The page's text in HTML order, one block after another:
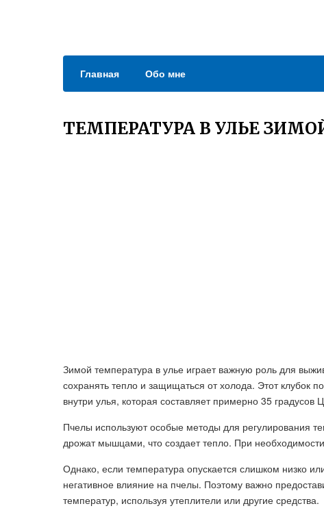
Главная Обо мне
ТЕМПЕРАТУРА В УЛЬЕ
Зимой температура в улье играет важную роль для
сохранять тепло и защищаться от холода. Этот клубок
внутри улья, которая составляет примерно 35 градусов
Пчелы используют особые методы для регулирования
дрожат мышцами, что создает тепло. При
Однако, если температура опускается слишком низко
негативное влияние на пчелы. Поэтому важно
температур, используя утеплители или другие средства.